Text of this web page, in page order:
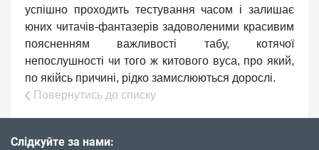
успішно проходить тестування часом і залишає
юних читачів-фантазерів задоволеними красивим
поясненням важливості табу, котячої
непослушності чи того ж китового вуса, про який,
по якійсь причині, рідко замислюються дорослі.
Повернутись до списку
Слідкуйте за нами: